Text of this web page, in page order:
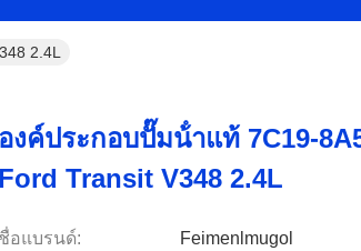
2.4L
องค์ประกอบปั๊มน้ําแท้ 7C19-
Ford Transit V348 2.4L
ชื่อแบรนด์: Feimenlmugol